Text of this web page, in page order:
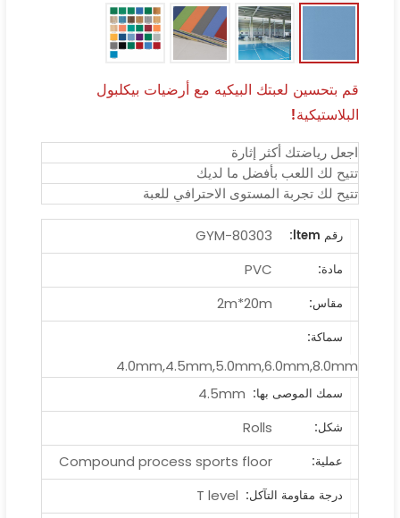
قم بتحسين لعبتك البيكيه مع أرضيات بيكلبول
البلاستيكية!
اجعل رياضتك أكثر إثارة
تتيح لك اللعب بأفضل ما لديك
تتيح لك تجربة المستوى الاحترافي للعبة
رقم ltem:
GYM-80303
مادة:
PVC
مقاس:
2m*20m
سماكة:
4.0mm,4.5mm,5.0mm,6.0mm,8.0mm
سمك الموصى بها: 4.5mm
شكل:
Rolls
عملية:
Compound process sports floor
درجة مقاومة التآكل: T level